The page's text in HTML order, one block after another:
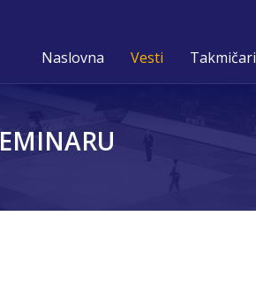
Naslovna Vesti Takmičari